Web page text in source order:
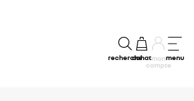
rechercheachatmon
compte
menu